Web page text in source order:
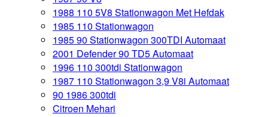
1988 110 5V8 Stationwagon Met Hefdak
1985 110 Stationwagon
1985 90 Stationwagon 300TDI Automaat
2001 Defender 90 TD5 Automaat
1996 110 300tdi Stationwagon
1987 110 Stationwagon 3,9 V8i Automaat
90 1986 300tdi
Citroen Mehari